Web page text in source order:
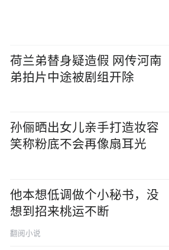
荷兰弟替身疑造假 网传河南
弟拍片中途被剧组开除
孙俪晒出女儿亲手打造妆容
笑称粉底不会再像扇耳光
他本想低调做个小秘书，没
想到招来桃运不断
翻阅小说